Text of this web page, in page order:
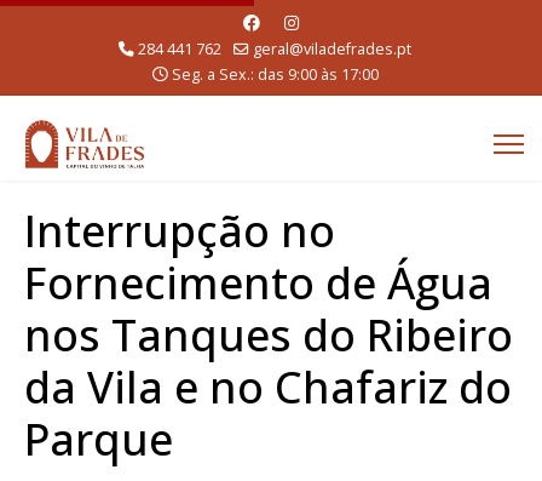
284 441 762
geral@viladefrades.pt
Seg. a Sex.: das 9:00 às 17:00
Interrupção no
Fornecimento de Água
nos Tanques do Ribeiro
da Vila e no Chafariz do
Parque